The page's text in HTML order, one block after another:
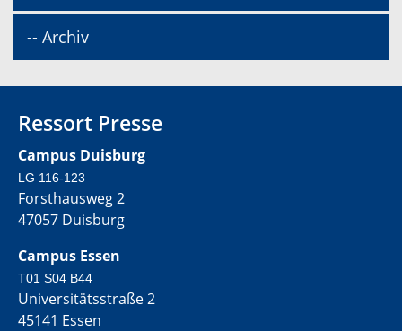
-- Archiv
Ressort Presse
Campus Duisburg
LG 116-123
Forsthausweg 2
47057 Duisburg
Campus Essen
T01 S04 B44
Universitätsstraße 2
45141 Essen